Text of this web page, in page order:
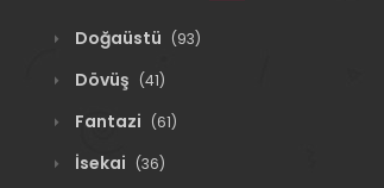
Doğaüstü (93)
Dövüş (41)
Fantazi (61)
İsekai (36)